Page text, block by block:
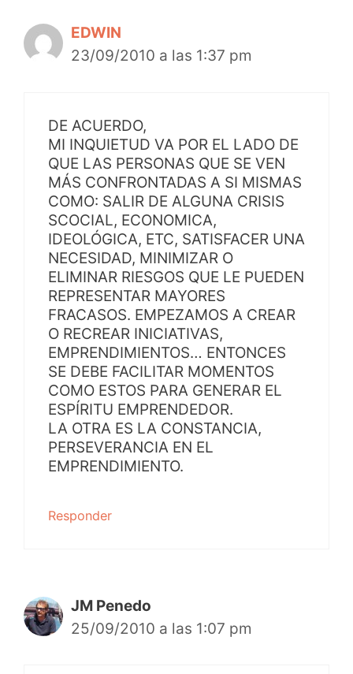
EDWIN
23/09/2010 a las 1:37 pm
DE ACUERDO,
MI INQUIETUD VA POR EL LADO DE
QUE LAS PERSONAS QUE SE VEN
MÁS CONFRONTADAS A SI MISMAS
COMO: SALIR DE ALGUNA CRISIS
SCOCIAL, ECONOMICA,
IDEOLÓGICA, ETC, SATISFACER UNA
NECESIDAD, MINIMIZAR O
ELIMINAR RIESGOS QUE LE PUEDEN
REPRESENTAR MAYORES
FRACASOS. EMPEZAMOS A CREAR
O RECREAR INICIATIVAS,
EMPRENDIMIENTOS… ENTONCES
SE DEBE FACILITAR MOMENTOS
COMO ESTOS PARA GENERAR EL
ESPÍRITU EMPRENDEDOR.
LA OTRA ES LA CONSTANCIA,
PERSEVERANCIA EN EL
EMPRENDIMIENTO.
Responder
JM Penedo
25/09/2010 a las 1:07 pm